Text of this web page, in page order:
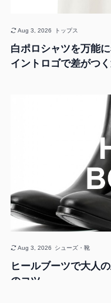
白ポロシャツを万能
イントロゴで差がつ
Aug 3, 2026 トップス
ヒールブーツで大人
のコツ
Aug 3, 2026 シューズ・靴